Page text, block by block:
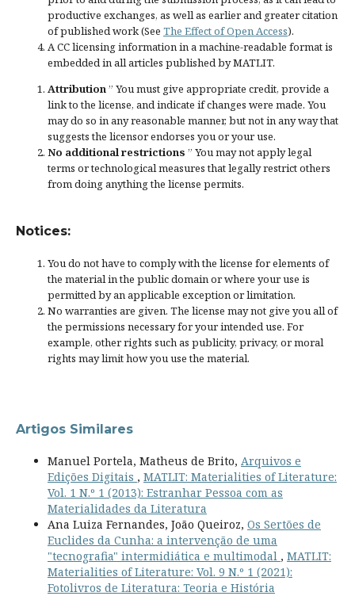
productive exchanges, as well as earlier and greater citation
of published work (See The Effect of Open Access).
A CC licensing information in a machine-readable format is
embedded in all articles published by MATLIT.
Attribution” You must give appropriate credit, provide a
link to the license, andindicate if changes were made. You
may do so in any reasonable manner, but not in any way that
suggests the licensor endorses you or your use.
No additional restrictions ” You may not apply legal
terms ortechnological measuresthat legally restrict others
from doing anything the license permits.
Notices:
You do not have to comply with the license for elements of
the material in the public domain or where your use is
permitted by an applicable exception or limitation.
No warranties are given. The license may not give you all of
the permissions necessary for your intended use. For
example, other rights such as publicity, privacy, or moral
rights may limit how you use the material.
Artigos Similares
Manuel Portela, Matheus de Brito, Arquivos e
Edições Digitais , MATLIT: Materialities of Literature:
Vol. 1 N.º 1 (2013): Estranhar Pessoa com as
Materialidades da Literatura
Ana Luiza Fernandes, João Queiroz, Os Sertões de
Euclides da Cunha: a intervenção de uma
"tecnografia" intermidiática e multimodal , MATLIT:
Materialities of Literature: Vol. 9 N.º 1 (2021):
Fotolivros de Literatura: Teoria e História